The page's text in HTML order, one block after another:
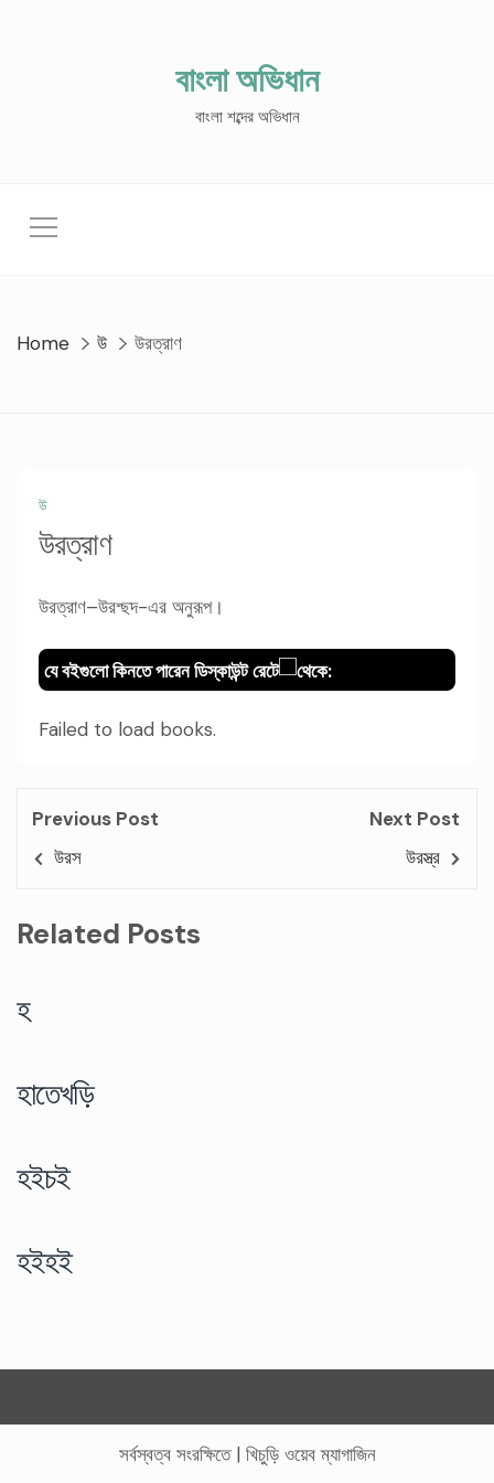
বাংলা অভিধান
বাংলা শব্দের অভিধান
Home উ উরত্রাণ
উ
উরত্রাণ
উরত্রাণ–উরশ্ছদ-এর অনুরূপ।
যে বইগুলো কিনতে পারেন ডিস্কাউন্ট রেটে থেকে:
Failed to load books.
Previous Post
উরস
Next Post
উরস্ত্র
Related Posts
হ
হাতেখড়ি
হইচই
হইহই
সর্বস্বত্ব সংরক্ষিতে | খিচুড়ি ওয়েব ম্যাগাজিন